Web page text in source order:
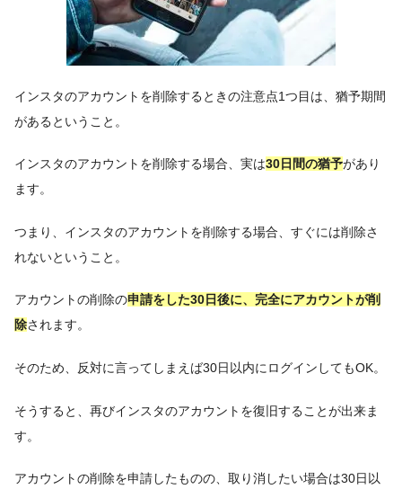
インスタのアカウントを削除するときの注意点1つ目は、猶予期間
があるということ。
インスタのアカウントを削除する場合、実は30日間の猶予があり
ます。
つまり、インスタのアカウントを削除する場合、すぐには削除さ
れないということ。
アカウントの削除の申請をした30日後に、完全にアカウントが削
除されます。
そのため、反対に言ってしまえば30日以内にログインしてもOK。
そうすると、再びインスタのアカウントを復旧することが出来ま
す。
アカウントの削除を申請したものの、取り消したい場合は30日以